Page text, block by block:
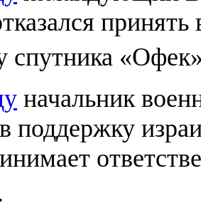
спутника
начальник
поддержку